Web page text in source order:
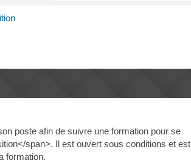
poste afin de suivre une formation pour se
span>. Il est ouvert sous conditions et est
formation.